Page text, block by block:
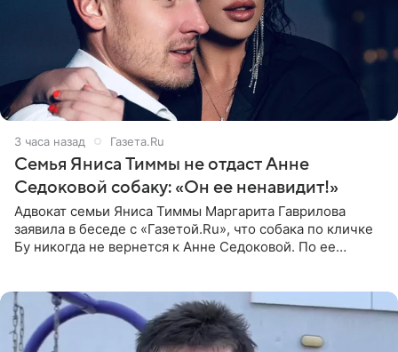
3 часа назад Газета.Ru
Семья Яниса Тиммы не отдаст Анне
Седоковой собаку: «Он ее ненавидит!»
Адвокат семьи Яниса Тиммы Маргарита Гаврилова
заявила в беседе с «Газетой.Ru», что собака по кличке
Бу никогда не вернется к Анне Седоковой. По ее